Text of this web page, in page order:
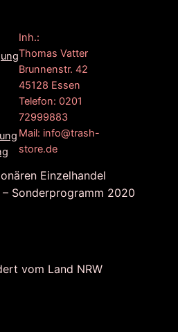
Inh.:
Thomas Vatter
Brunnenstr. 42
45128 Essen
Telefon: 0201
72999883
Mail: info@trash-
store.de
Einzelhandel
– Sonderprogramm 2020
vom Land NRW